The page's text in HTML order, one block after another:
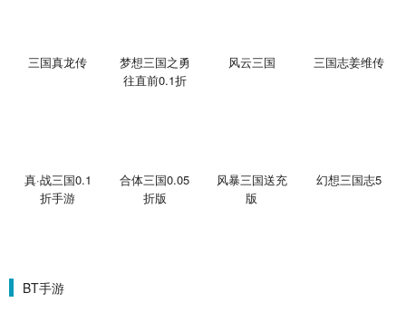
三国真龙传
梦想三国之勇
往直前0.1折
风云三国 三国志姜维传
真·战三国0.1
折手游
合体三国0.05
折版
风暴三国送充
版
幻想三国志5
BT手游